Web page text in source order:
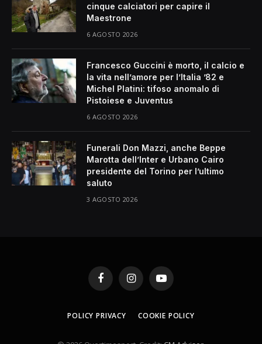
cinque calciatori per capire il
Maestrone
6 AGOSTO 2026
Francesco Guccini è morto, il calcio e
la vita nell’amore per l’Italia ’82 e
Michel Platini: tifoso anomalo di
Pistoiese e Juventus
6 AGOSTO 2026
Funerali Don Mazzi, anche Beppe
Marotta dell’Inter e Urbano Cairo
presidente del Torino per l’ultimo
saluto
3 AGOSTO 2026
FacebookInstagramYouTube
POLICY PRIVACY COOKIE POLICY